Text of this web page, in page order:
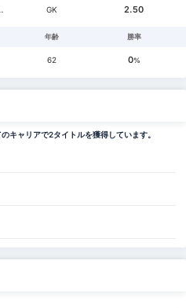
GK 2.50
年齢 勝率
62 0%
キャリアで2タイトルを獲得しています。